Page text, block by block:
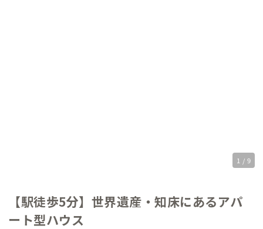
1 / 9
【駅徒歩5分】世界遺産・知床にあるアパ
ート型ハウス